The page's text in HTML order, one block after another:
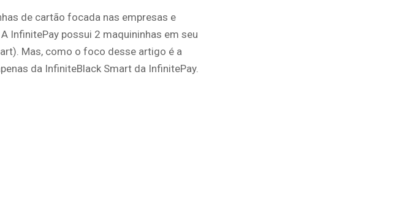
de cartão focada nas empresas e
InfinitePay possui 2 maquininhas em seu
Mas, como o foco desse artigo é a
da InfiniteBlack Smart da InfinitePay.